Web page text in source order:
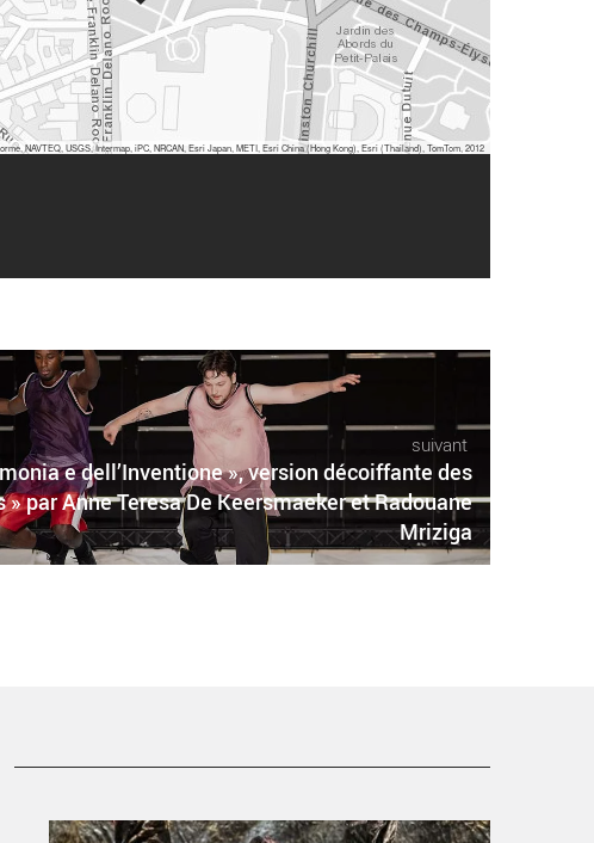
NAVTEQ, USGS, Intermap, iPC, NRCAN, Esri Japan, METI, Esri China (Hong Kong), Esri (Thailand), TomTom, 2012
suivant
e dell’Inventione », version décoiffante des
» par Anne Teresa De Keersmaeker et Radouane
Mriziga
Festival Cadences du bassin d’Arcachon, rendez-vous